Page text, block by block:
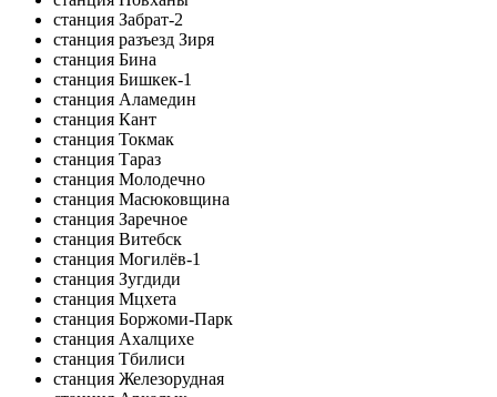
станция Забрат-2
станция разъезд Зиря
станция Бина
станция Бишкек-1
станция Аламедин
станция Кант
станция Токмак
станция Тараз
станция Молодечно
станция Масюковщина
станция Заречное
станция Витебск
станция Могилёв-1
станция Зугдиди
станция Мцхета
станция Боржоми-Парк
станция Ахалцихе
станция Тбилиси
станция Железорудная